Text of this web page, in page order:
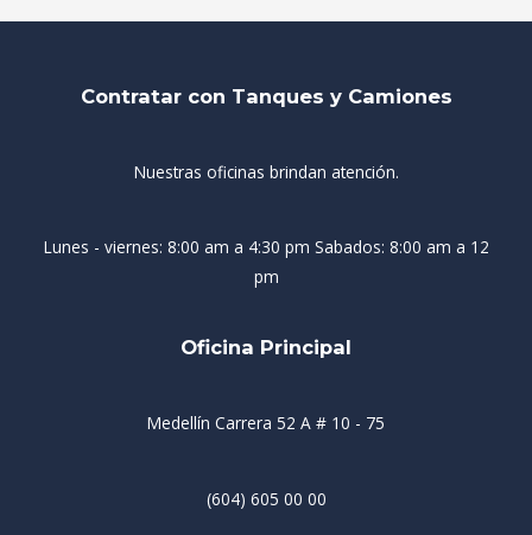
Contratar con Tanques y Camiones
Nuestras oficinas brindan atención.
Lunes - viernes: 8:00 am a 4:30 pm Sabados: 8:00 am a 12
pm
Oficina Principal
Medellín Carrera 52 A # 10 - 75
(604) 605 00 00